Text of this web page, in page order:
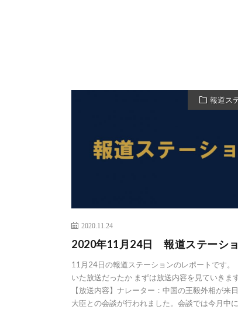
報道ス
2020.11.24
2020年11月24日 報道ステーシ
11月24日の報道ステーションのレポートです。
いた放送だったか まずは放送内容を見ていき
【放送内容】ナレーター：中国の王毅外相が来
大臣との会談が行われました。会談では今月中